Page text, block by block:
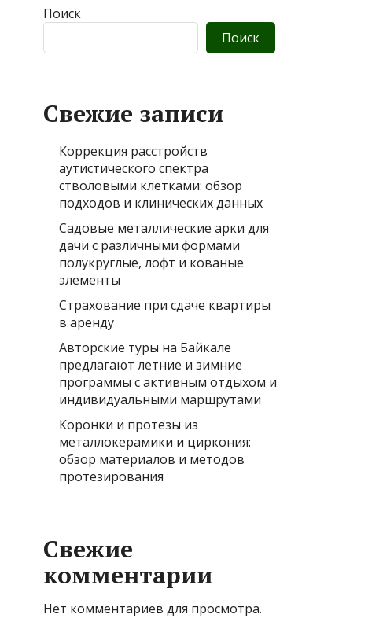
Поиск
Поиск
Свежие записи
Коррекция расстройств
аутистического спектра
стволовыми клетками: обзор
подходов и клинических данных
Садовые металлические арки для
дачи с различными формами
полукруглые, лофт и кованые
элементы
Страхование при сдаче квартиры
в аренду
Авторские туры на Байкале
предлагают летние и зимние
программы с активным отдыхом и
индивидуальными маршрутами
Коронки и протезы из
металлокерамики и циркония:
обзор материалов и методов
протезирования
Свежие
комментарии
Нет комментариев для просмотра.